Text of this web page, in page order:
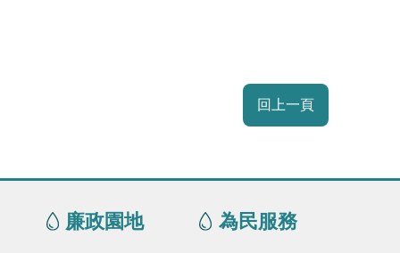
回上一頁
廉政園地 為民服務